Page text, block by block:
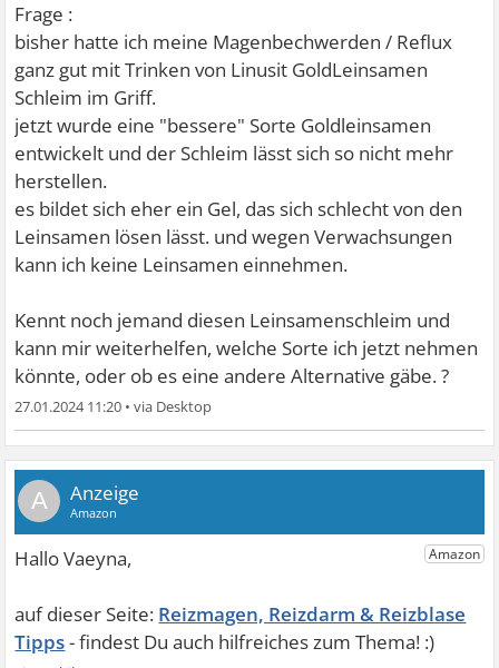
Frage :
bisher hatte ich meine Magenbechwerden / Reflux
ganz gut mit Trinken von Linusit GoldLeinsamen
Schleim im Griff.
jetzt wurde eine "bessere" Sorte Goldleinsamen
entwickelt und der Schleim lässt sich so nicht mehr
herstellen.
es bildet sich eher ein Gel, das sich schlecht von den
Leinsamen lösen lässt. und wegen Verwachsungen
kann ich keine Leinsamen einnehmen.
Kennt noch jemand diesen Leinsamenschleim und
kann mir weiterhelfen, welche Sorte ich jetzt nehmen
könnte, oder ob es eine andere Alternative gäbe. ?
27.01.2024 11:20 •
A
Reizmagen, Reizdarm & Reizblase
Tipps